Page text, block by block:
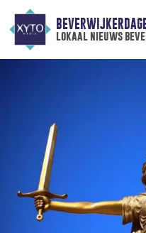
lokaal nieuws